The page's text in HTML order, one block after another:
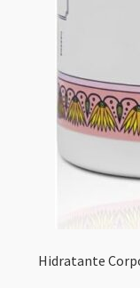
Hidratante